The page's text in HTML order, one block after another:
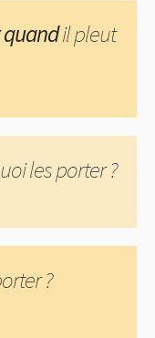
quandil pleut
les porter ?
?